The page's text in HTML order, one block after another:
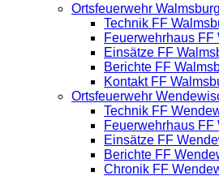
Ortsfeuerwehr Walmsburg
Technik FF
Feuerwehrhaus FF
Einsätze FF
Berichte FF
Kontakt FF
Ortsfeuerwehr
Technik FF
Feuerwehrhaus FF
Einsätze FF
Berichte FF
Chronik FF